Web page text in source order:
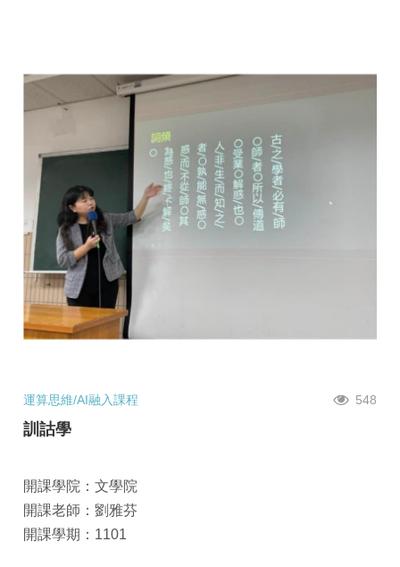
運算思維/AI融入課程 548
訓詁學
開課學院：文學院
開課老師：劉雅芬
開課學期：1101